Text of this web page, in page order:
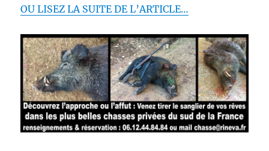
OU LISEZ LA SUITE DE L’ARTICLE…